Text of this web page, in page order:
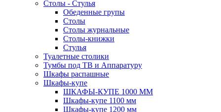
Столы - Стулья
Обеденные групы
Столы
Столы журнальные
Столы-книжки
Стулья
Туалетные столики
Тумбы под ТВ и Аппаратуру
Шкафы распашные
Шкафы-купе
ШКАФЫ-КУПЕ 1000 ММ
Шкафы-купе 1100 мм
Шкафы-купе 1200 мм